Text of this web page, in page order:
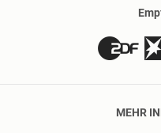
MEHR